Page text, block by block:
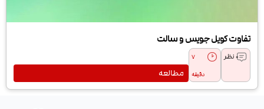
تفاوت کویل جویس و سالت
0 نظر 7
دقیقه مطالعه